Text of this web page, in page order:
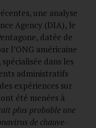
une analyse
Agency (DIA), le
datée de
l’ONG américaine
spécialisée dans les
administratifs
expériences sur
été menées à
plus probable une
de chauve-